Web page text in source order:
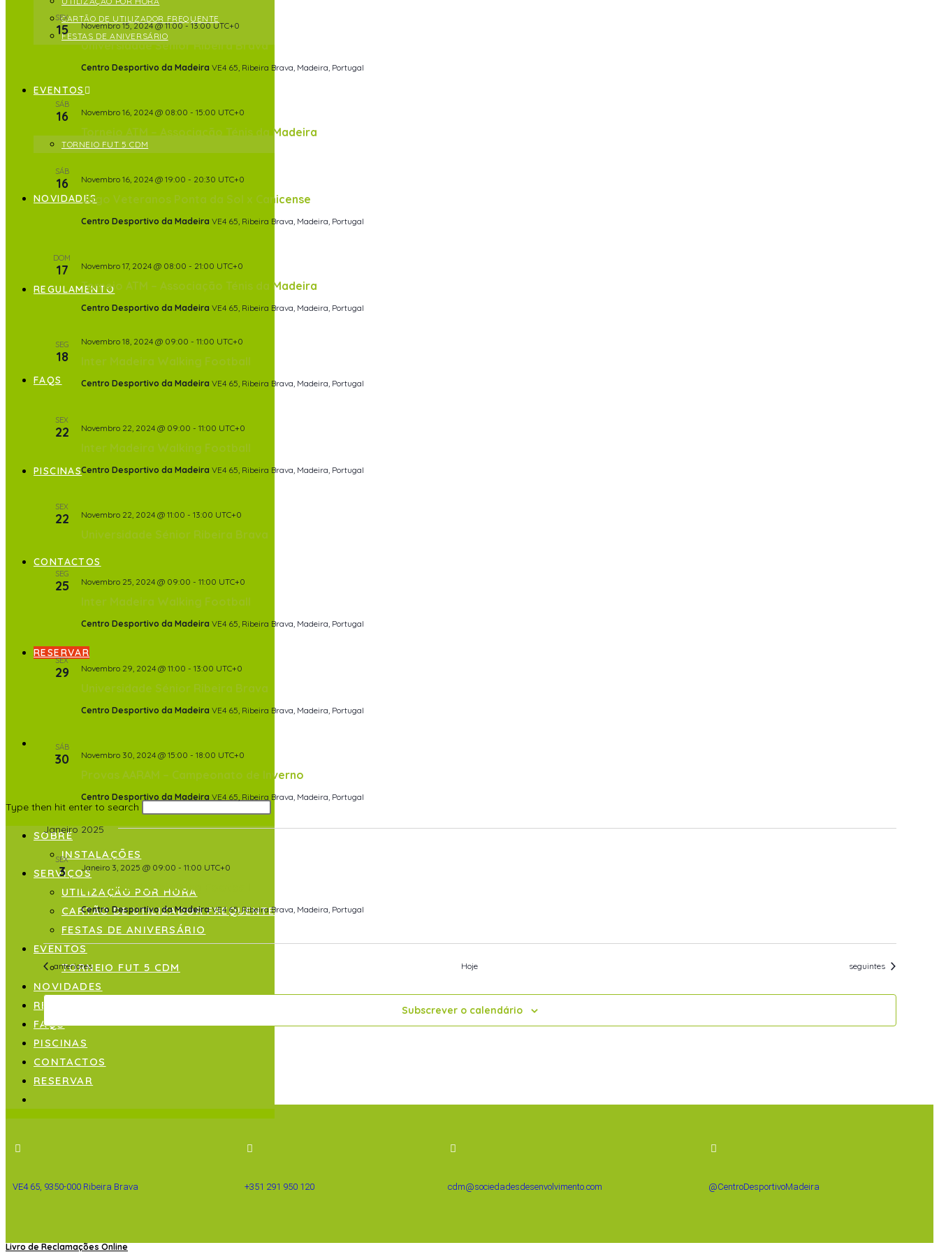
CARTÃO DE UTILIZADOR FREQUENTE
FESTAS DE ANIVERSÁRIO
EVENTOS
TORNEIO FUT 5 CDM
NOVIDADES
REGULAMENTO
FAQS
PISCINAS
CONTACTOS
RESERVAR
Type then hit enter to search
SOBRE
INSTALAÇÕES
SERVIÇOS
UTILIZAÇÃO POR HORA
CARTÃO DE UTILIZADOR FREQUENTE
FESTAS DE ANIVERSÁRIO
EVENTOS
TORNEIO FUT 5 CDM
NOVIDADES
REGULAMENTO
FAQS
PISCINAS
CONTACTOS
RESERVAR
SEX
15
Universidade Sénior Ribeira Brava
Novembro 15, 2024 @ 11:00-13:00 UTC+0
Centro Desportivo da Madeira VE4 65, Ribeira Brava, Madeira, Portugal
SÁB
16
Torneio ATM – Associação Ténis da Madeira
Novembro 16, 2024 @ 08:00 - 15:00 UTC+0
SÁB
16
Jogo Veteranos Ponta da Sol x Canicense
Novembro 16, 2024 @ 19:00 - 20:30 UTC+0
Centro Desportivo da Madeira VE4 65, Ribeira Brava, Madeira, Portugal
DOM
17
Torneio ATM – Associação Ténis da Madeira
Novembro 17, 2024 @ 08:00 - 21:00 UTC+0
Centro Desportivo da Madeira VE4 65, Ribeira Brava, Madeira, Portugal
SEG
18 Inter Madeira Walking Football
Novembro 18, 2024 @ 09:00 - 11:00 UTC+0
Centro Desportivo da Madeira VE4 65, Ribeira Brava, Madeira, Portugal
SEX
22
Inter Madeira Walking Football
Novembro 22, 2024 @ 09:00 - 11:00 UTC+0
Centro Desportivo da Madeira VE4 65, Ribeira Brava, Madeira, Portugal
SEX
22
Universidade Sénior Ribeira Brava
Novembro 22, 2024 @ 11:00 - 13:00 UTC+0
SEG
25
Inter Madeira Walking Football
Novembro 25, 2024 @ 09:00 - 11:00 UTC+0
Centro Desportivo da Madeira VE4 65, Ribeira Brava, Madeira, Portugal
SEX
29
Universidade Sénior Ribeira Brava
Novembro 29, 2024 @ 11:00 - 13:00 UTC+0
Centro Desportivo da Madeira VE4 65, Ribeira Brava, Madeira, Portugal
SÁB
30
Provas AARAM – Campeonato de Inverno
Novembro 30, 2024 @ 15:00 - 18:00 UTC+0
Centro Desportivo da Madeira VE4 65, Ribeira Brava, Madeira, Portugal
Janeiro 2025
SEX
3
Inter Madeira Walking Football
Janeiro 3, 2025 @ 09:00 - 11:00 UTC+0
Centro Desportivo da MadeiraVE4 65, Ribeira Brava, Madeira, Portugal
Eventos
anteriores Hoje Eventos
seguintes
Subscrever o calendário
VE4 65, 9350-000 Ribeira Brava +351 291 950 120 cdm@sociedadesdesenvolvimento.com @CentroDesportivoMadeira
Livro de Reclamações Online